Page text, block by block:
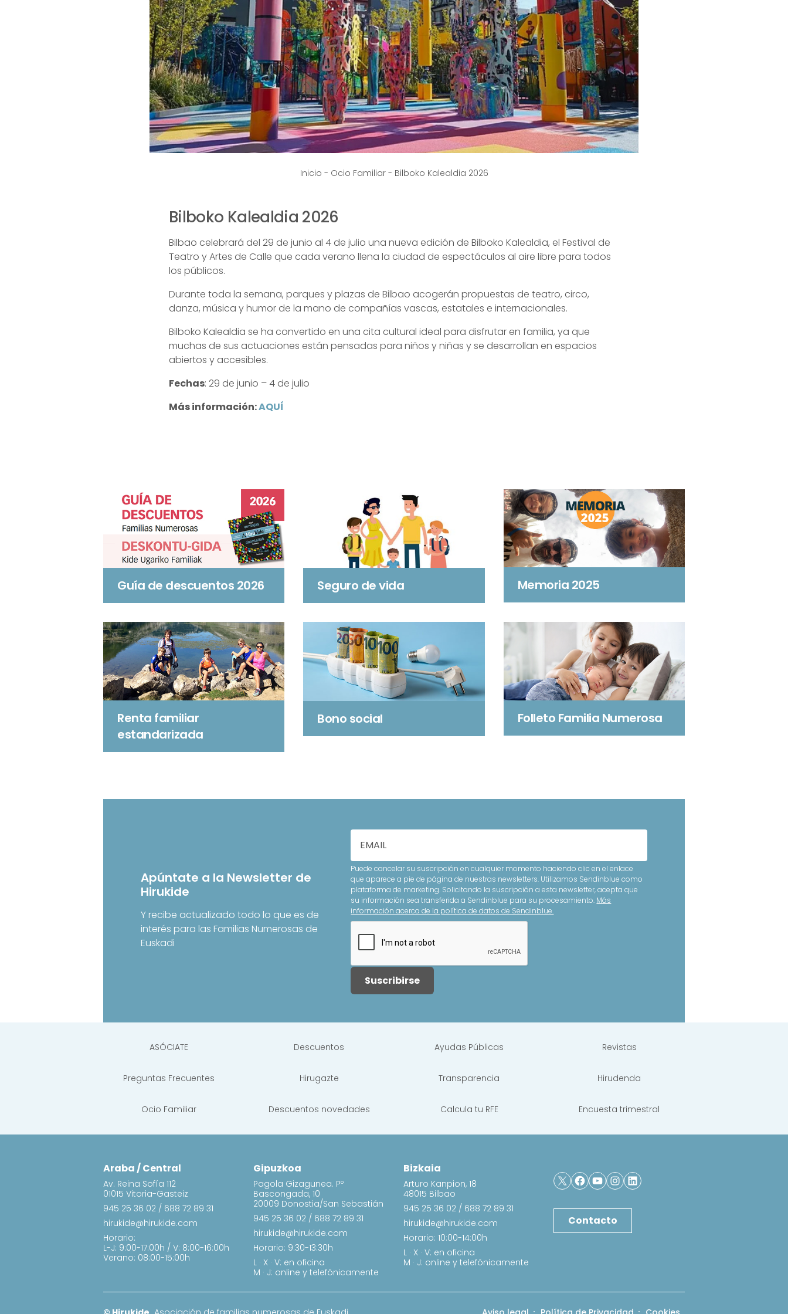
Inicio - Ocio Familiar- Bilboko Kalealdia 2026
Bilboko Kalealdia 2026
Bilbao celebrará del 29 de junio al 4 de julio una nueva edición de Bilboko Kalealdia, el Festival de
Teatro y Artes de Calle que cada verano llena la ciudad de espectáculos al aire libre para todos
los públicos.
Durante toda la semana, parques y plazas de Bilbao acogerán propuestas de teatro, circo,
danza, música y humor de la mano de compañías vascas, estatales e internacionales.
Bilboko Kalealdia se ha convertido en una cita cultural ideal para disfrutar en familia, ya que
muchas de sus actuaciones están pensadas para niños y niñas y se desarrollan en espacios
abiertos y accesibles.
Fechas: 29 de junio – 4 de julio
Más información:AQUÍ
Guía de descuentos 2026 Seguro de vida Memoria 2025
Renta familiar
estandarizada
Bono social Folleto Familia Numerosa
Apúntate a la Newsletter de
Hirukide
Y recibe actualizado todo lo que es de
interés para las Familias Numerosas de
Euskadi
Puede cancelar su suscripción en cualquier momento haciendo clic en el enlace
que aparece a pie de página de nuestras newsletters. Utilizamos Sendinblue como
plataforma de marketing. Solicitando la suscripción a esta newsletter, acepta que
su información sea transferida a Sendinblue para su procesamiento. Más
información acerca de la política de datos de Sendinblue.
Suscribirse
ASÓCIATE Descuentos Ayudas Públicas Revistas
Preguntas Frecuentes Hirugazte Transparencia Hirudenda
Ocio Familiar Descuentos novedades Calcula tu RFE Encuesta trimestral
Araba / Central
Av. Reina Sofía 112
01015 Vitoria-Gasteiz
945 25 36 02 / 688 72 89 31
hirukide@hirukide.com
Horario:
L-J: 9:00-17:00h / V: 8:00-16:00h
Verano: 08:00-15:00h
Gipuzkoa
Pagola Gizagunea. Pº
Bascongada, 10
20009 Donostia/San Sebastián
945 25 36 02 / 688 72 89 31
hirukide@hirukide.com
Horario: 9:30-13:30h
L · X · V: en oficina
M · J: online y telefónicamente
Bizkaia
Arturo Kanpion, 18
48015 Bilbao
945 25 36 02 / 688 72 89 31
hirukide@hirukide.com
Horario: 10:00-14:00h
L · X · V: en oficina
M · J: online y telefónicamente
X Facebook
YouTube
Instagram
LinkedIn
Contacto